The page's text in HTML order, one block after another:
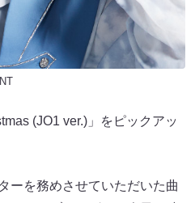
(JO1 ver.)」をピックアッ
ーを務めさせていただいた曲